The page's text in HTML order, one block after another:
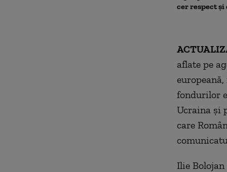
cer respect și
aflate pe
fondurilor
Ucraina și
care
Ilie